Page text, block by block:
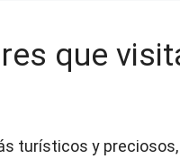
que
turísticos y